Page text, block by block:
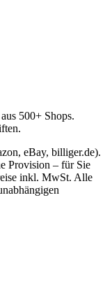
500+ Shops.
eBay, billiger.de).
Provision – für Sie
inkl. MwSt. Alle